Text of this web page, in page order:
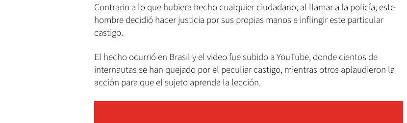
Contrario a lo que hubiera hecho cualquier ciudadano, al llamar a la policía, este
hombre decidió hacer justicia por sus propias manos e inflingir este particular
castigo.
El hecho ocurrió en Brasil y el video fue subido a YouTube, donde cientos de
internautas se han quejado por el peculiar castigo, mientras otros aplaudieron la
acción para que el sujeto aprenda la lección.